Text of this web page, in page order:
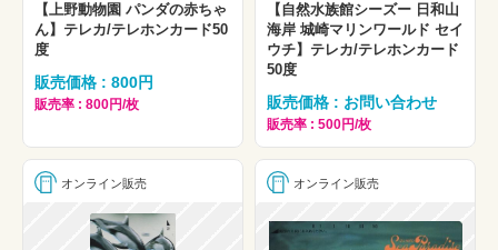
【上野動物園 パンダの赤ちゃ
ん】テレカ/テレホンカード50
度
販売価格 : 800円
販売率 : 800円/枚
【自然水族館シーズー 日和山
海岸 城崎マリンワールド セイ
ウチ】テレカ/テレホンカード
50度
販売価格 : お問い合わせ
販売率 : 500円/枚
オンライン販売 オンライン販売